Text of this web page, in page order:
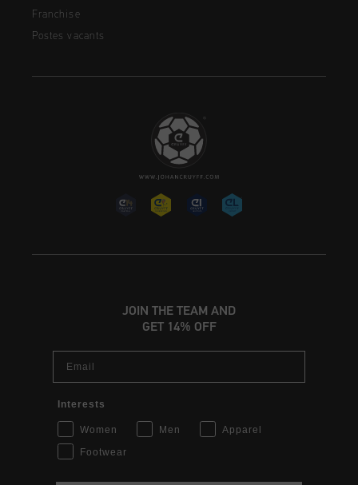
Franchise
Postes vacants
JOIN THE TEAM AND
GET 14% OFF
Interests
Women Men
Apparel
Footwear